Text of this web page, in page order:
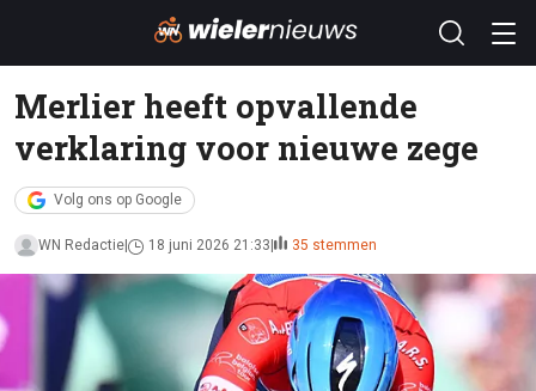
Merlier heeft opvallende
verklaring voor nieuwe zege
Volg ons op Google
WN Redactie 18 juni 2026 21:33 35 stemmen